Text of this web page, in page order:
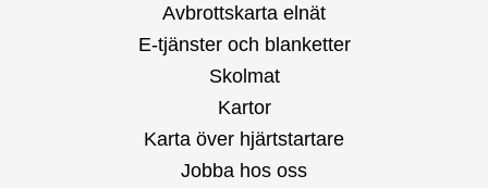
Avbrottskarta elnät
E-tjänster och blanketter
Skolmat
Kartor
Karta över hjärtstartare
Jobba hos oss